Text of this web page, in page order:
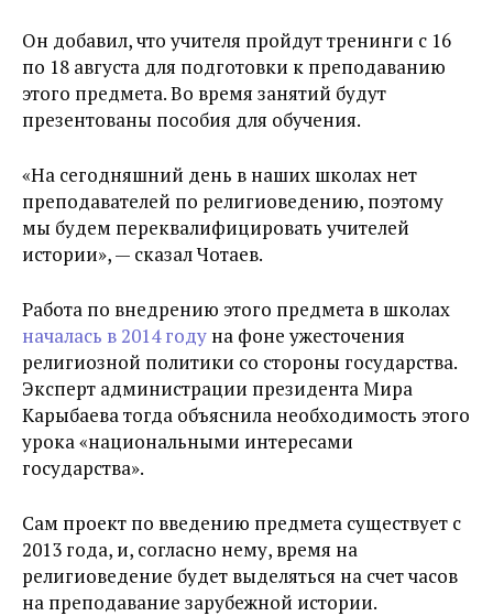
Он добавил, что учителя пройдут тренинги с 16
по 18 августа для подготовки к преподаванию
этого предмета. Во время занятий будут
презентованы пособия для обучения.
«На сегодняшний день в наших школах нет
преподавателей по религиоведению, поэтому
мы будем переквалифицировать учителей
истории», — сказал Чотаев.
Работа по внедрению этого предмета в школах
началась в 2014 году на фоне ужесточения
религиозной политики со стороны государства.
Эксперт администрации президента Мира
Карыбаева тогда объяснила необходимость этого
урока «национальными интересами
государства».
Сам проект по введению предмета существует с
2013 года, и, согласно нему, время на
религиоведение будет выделяться на счет часов
на преподавание зарубежной истории.